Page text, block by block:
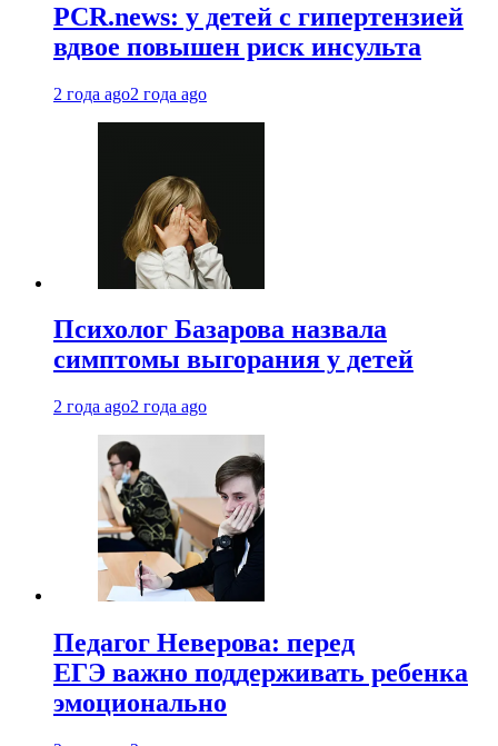
PCR.news: у детей с гипертензией
вдвое повышен риск инсульта
2 года ago2 года ago
Психолог Базарова назвала
симптомы выгорания у детей
2 года ago2 года ago
Педагог Неверова: перед
ЕГЭ важно поддерживать ребенка
эмоционально